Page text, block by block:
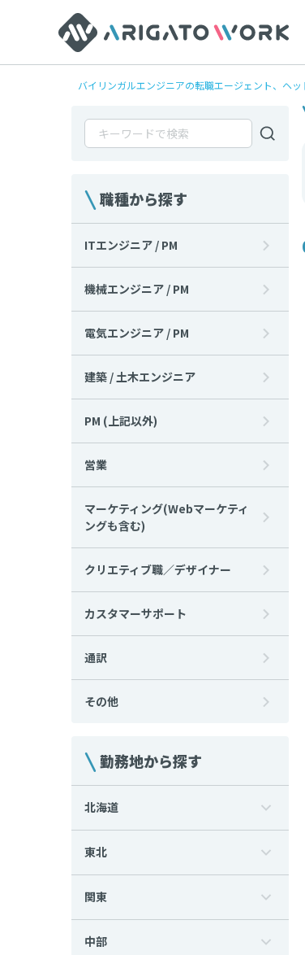
バイリンガルエンジニアの転職エージェント、ヘ
職種から探す
ITエンジニア / PM
機械エンジニア / PM
電気エンジニア / PM
建築 / 土木エンジニア
PM (上記以外)
営業
マーケティング(Webマーケティ
ングも含む)
クリエティブ職／デザイナー
カスタマーサポート
通訳
その他
勤務地から探す
北海道
東北
関東
中部